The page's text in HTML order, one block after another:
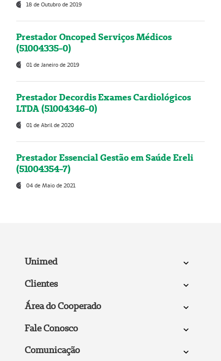
18 de Outubro de 2019
Prestador Oncoped Serviços Médicos
(51004335-0)
01 de Janeiro de 2019
Prestador Decordis Exames Cardiológicos
LTDA (51004346-0)
01 de Abril de 2020
Prestador Essencial Gestão em Saúde Ereli
(51004354-7)
04 de Maio de 2021
Unimed
Clientes
Área do Cooperado
Fale Conosco
Comunicação